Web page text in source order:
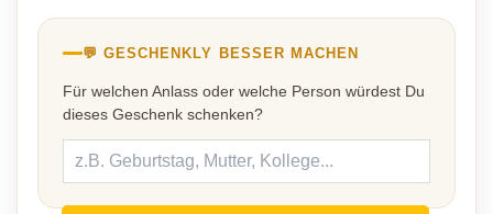
💬 GESCHENKLY BESSER MACHEN
Für welchen Anlass oder welche Person würdest Du
dieses Geschenk schenken?